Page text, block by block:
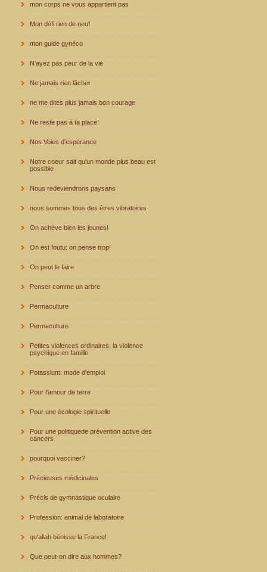
mon corps ne vous appartient pas
Mon défi rien de neuf
mon guide gynéco
N'ayez pas peur de la vie
Ne jamais rien lâcher
ne me dites plus jamais bon courage
Ne reste pas à ta place!
Nos Voies d'espérance
Notre coeur sait qu'un monde plus beau est
possible
Nous redeviendrons paysans
nous sommes tous des êtres vibratoires
On achève bien les jeunes!
On est foutu: on pense trop!
On peut le faire
Penser comme un arbre
Permaculture
Permaculture
Petites violences ordinaires, la violence
psychique en famille
Potassium: mode d'emploi
Pour l'amour de terre
Pour une écologie spirituelle
Pour une politiquede prévention active des
cancers
pourquoi vacciner?
Précieuses médicinales
Précis de gymnastique oculaire
Profession: animal de laboratoire
qu'allah bénisse la France!
Que peut-on dire aux hommes?